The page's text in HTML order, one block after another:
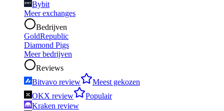
Bybit
Meer exchanges
Bedrijven
GoldRepublic
Diamond Pigs
Meer bedrijven
Reviews
Bitvavo review
Meest gekozen
OKX review
Populair
Kraken review